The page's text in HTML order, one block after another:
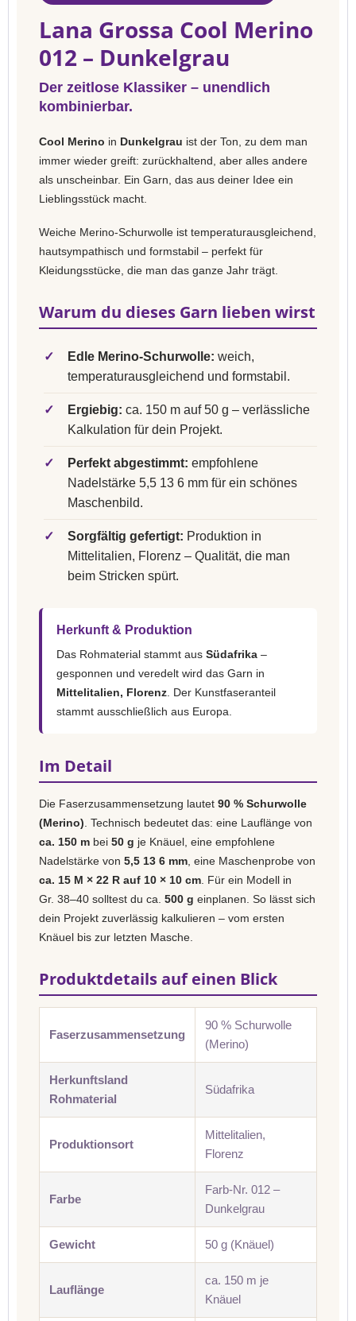
Lana Grossa Cool Merino
012 – Dunkelgrau
Der zeitlose Klassiker – unendlich
kombinierbar.
Cool Merino in Dunkelgrau ist der Ton, zu dem man
immer wieder greift: zurückhaltend, aber alles andere
als unscheinbar. Ein Garn, das aus deiner Idee ein
Lieblingsstück macht.
Weiche Merino-Schurwolle ist temperaturausgleichend,
hautsympathisch und formstabil – perfekt für
Kleidungsstücke, die man das ganze Jahr trägt.
Warum du dieses Garn lieben wirst
✓ Edle Merino-Schurwolle: weich,
temperaturausgleichend und formstabil.
✓ Ergiebig: ca. 150 m auf 50 g – verlässliche
Kalkulation für dein Projekt.
✓ Perfekt abgestimmt: empfohlene
Nadelstärke 5,5 13 6 mm für ein schönes
Maschenbild.
✓ Sorgfältig gefertigt: Produktion in
Mittelitalien, Florenz – Qualität, die man
beim Stricken spürt.
Herkunft & Produktion
Das Rohmaterial stammt aus Südafrika –
gesponnen und veredelt wird das Garn in
Mittelitalien, Florenz . Der Kunstfaseranteil
stammt ausschließlich aus Europa.
Im Detail
Die Faserzusammensetzung lautet 90 % Schurwolle
(Merino) . Technisch bedeutet das: eine Lauflänge von
ca. 150 m bei 50 g je Knäuel, eine empfohlene
Nadelstärke von 5,5 13 6 mm , eine Maschenprobe von
ca. 15 M × 22 R auf 10 × 10 cm . Für ein Modell in
Gr. 38–40 solltest du ca. 500 g einplanen. So lässt sich
dein Projekt zuverlässig kalkulieren – vom ersten
Knäuel bis zur letzten Masche.
Produktdetails auf einen Blick
Faserzusammensetzung
90 % Schurwolle
(Merino)
Herkunftsland
Rohmaterial
Südafrika
Produktionsort
Mittelitalien,
Florenz
Farbe
Farb-Nr. 012 –
Dunkelgrau
Gewicht 50 g (Knäuel)
Lauflänge
ca. 150 m je
Knäuel